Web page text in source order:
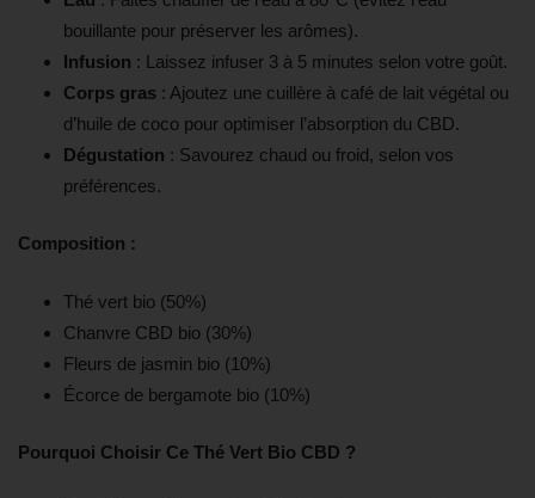
bouillante pour préserver les arômes).
Infusion : Laissez infuser 3 à 5 minutes selon votre goût.
Corps gras: Ajoutez une cuillère à café de lait végétal ou
d’huile de coco pour optimiser l’absorption du CBD.
Dégustation : Savourez chaud ou froid, selon vos
préférences.
Composition :
Thé vert bio (50%)
Chanvre CBD bio (30%)
Fleurs de jasmin bio (10%)
Écorce de bergamote bio (10%)
Pourquoi Choisir Ce Thé Vert Bio CBD ?